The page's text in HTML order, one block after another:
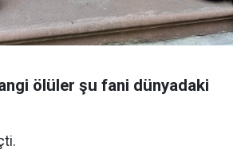
ölüler şu fani dünyadaki